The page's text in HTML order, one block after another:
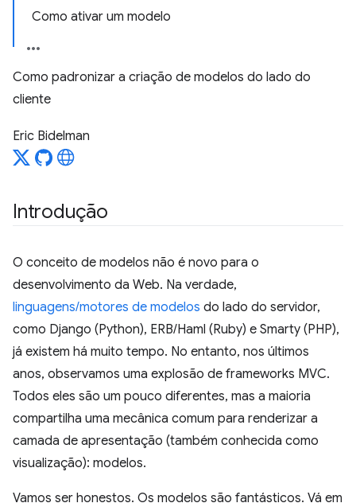
Como ativar um modelo
Como padronizar a criação de modelos do lado do
cliente
Eric Bidelman
Introdução
O conceito de modelos não é novo para o
desenvolvimento da Web. Na verdade,
linguagens/motores de modelos do lado do servidor,
como Django (Python), ERB/Haml (Ruby) e Smarty (PHP),
já existem há muito tempo. No entanto, nos últimos
anos, observamos uma explosão de frameworks MVC.
Todos eles são um pouco diferentes, mas a maioria
compartilha uma mecânica comum para renderizar a
camada de apresentação (também conhecida como
visualização): modelos.
Vamos ser honestos. Os modelos são fantásticos. Vá em